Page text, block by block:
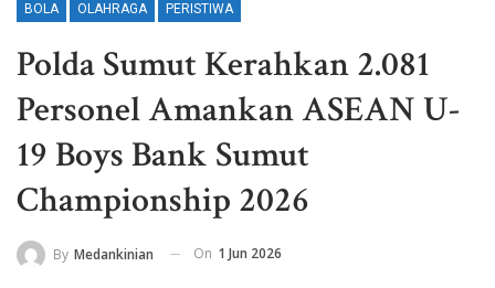
BOLA OLAHRAGA PERISTIWA
Polda Sumut Kerahkan 2.081
Personel Amankan ASEAN U-
19 Boys Bank Sumut
Championship 2026
By Medankinian On 1 Jun 2026